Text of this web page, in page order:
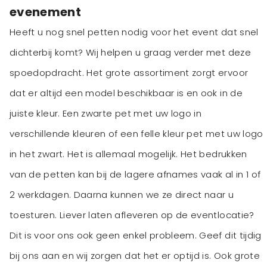
evenement
Heeft u nog snel petten nodig voor het event dat snel
dichterbij komt? Wij helpen u graag verder met deze
spoedopdracht. Het grote assortiment zorgt ervoor
dat er altijd een model beschikbaar is en ook in de
juiste kleur. Een zwarte pet met uw logo in
verschillende kleuren of een felle kleur pet met uw logo
in het zwart. Het is allemaal mogelijk. Het bedrukken
van de petten kan bij de lagere afnames vaak al in 1 of
2 werkdagen. Daarna kunnen we ze direct naar u
toesturen. Liever laten afleveren op de eventlocatie?
Dit is voor ons ook geen enkel probleem. Geef dit tijdig
bij ons aan en wij zorgen dat het er optijd is. Ook grote